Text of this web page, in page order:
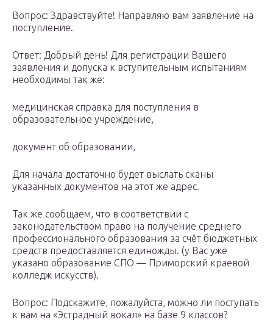
Вопрос: Здравствуйте! Направляю вам заявление на
поступление.
Ответ: Добрый день! Для регистрации Вашего
заявления и допуска к вступительным испытаниям
необходимы так же:
медицинская справка для поступления в
образовательное учреждение,
документ об образовании,
Для начала достаточно будет выслать сканы
указанных документов на этот же адрес.
Так же сообщаем, что в соответствии с
законодательством право на получение среднего
профессионального образования за счёт бюджетных
средств предоставляется единожды. (у Вас уже
указано образование СПО — Приморский краевой
колледж искусств).
Вопрос: Подскажите, пожалуйста, можно ли поступать
к вам на «Эстрадный вокал» на базе 9 классов?